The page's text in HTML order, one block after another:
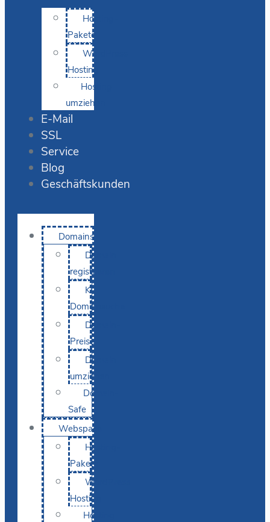
Hosting-
Pakete
WordPress
Hosting
Hosting
umziehen
E-Mail
SSL
Service
Blog
Geschäftskunden
Domains
Domain
registrieren
KI-
Domainsuche
Domain-
Preise
Domain
umziehen
Domain-
Safe
Webspace
Hosting-
Pakete
WordPress
Hosting
Hosting